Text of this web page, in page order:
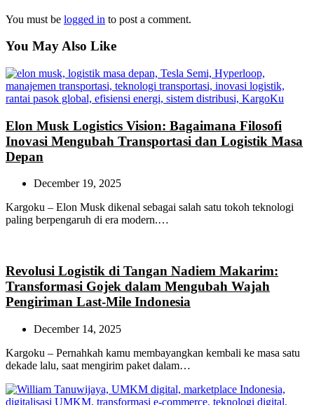
You must be logged in to post a comment.
You May Also Like
Elon Musk Logistics Vision: Bagaimana Filosofi
Inovasi Mengubah Transportasi dan Logistik Masa
Depan
December 19, 2025
Kargoku – Elon Musk dikenal sebagai salah satu tokoh teknologi
paling berpengaruh di era modern.…
Revolusi Logistik di Tangan Nadiem Makarim:
Transformasi Gojek dalam Mengubah Wajah
Pengiriman Last-Mile Indonesia
December 14, 2025
Kargoku – Pernahkah kamu membayangkan kembali ke masa satu
dekade lalu, saat mengirim paket dalam…